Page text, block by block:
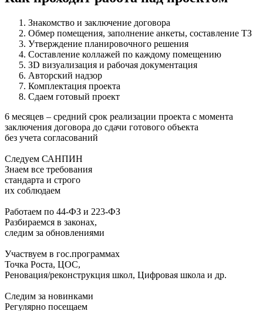
Знакомство и заключение договора
Обмер помещения, заполнение анкеты, составление ТЗ
Утверждение планировочного решения
Составление коллажей по каждому помещению
ЗD визуализация и рабочая документация
Авторский надзор
Комплектация проекта
Сдаем готовый проект
6 месяцев – средний срок реализации проекта с момента
заключения договора до сдачи готового объекта
без учета согласований
Следуем САНПИН
Знаем все требования
стандарта и строго
их соблюдаем
Работаем по 44-ФЗ и 223-ФЗ
Разбираемся в законах,
следим за обновлениями
Участвуем в гос.программах
Точка Роста, ЦОС,
Реновация/реконструкция школ, Цифровая школа и др.
Следим за новинками
Регулярно посещаем